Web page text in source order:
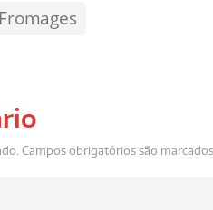
Campos obrigatórios são